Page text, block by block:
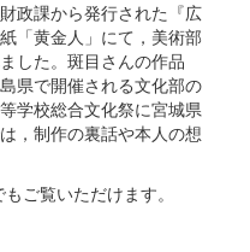
政課から発行された『広
「黄金人」にて，美術部
した。斑目さんの作品
県で開催される文化部の
学校総合文化祭に宮城県
，制作の裏話や本人の想
ご覧いただけます。